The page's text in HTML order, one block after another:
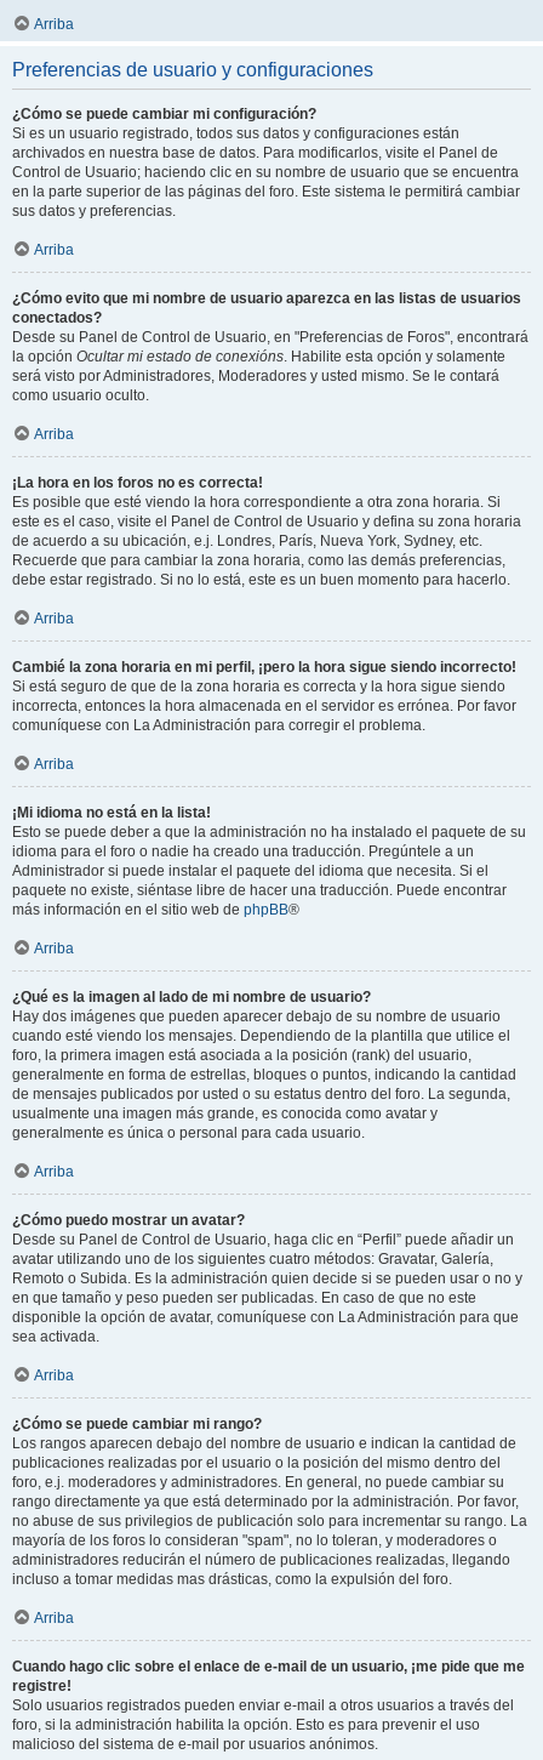
Arriba
Preferencias de usuario y configuraciones
¿Cómo se puede cambiar mi configuración?
Si es un usuario registrado, todos sus datos y configuraciones están
archivados en nuestra base de datos. Para modificarlos, visite el Panel de
Control de Usuario; haciendo clic en su nombre de usuario que se encuentra
en la parte superior de las páginas del foro. Este sistema le permitirá cambiar
sus datos y preferencias.
Arriba
¿Cómo evito que mi nombre de usuario aparezca en las listas de usuarios
conectados?
Desde su Panel de Control de Usuario, en "Preferencias de Foros", encontrará
la opción Ocultar mi estado de conexións. Habilite esta opción y solamente
será visto por Administradores, Moderadores y usted mismo. Se le contará
como usuario oculto.
Arriba
¡La hora en los foros no es correcta!
Es posible que esté viendo la hora correspondiente a otra zona horaria. Si
este es el caso, visite el Panel de Control de Usuario y defina su zona horaria
de acuerdo a su ubicación, e.j. Londres, París, Nueva York, Sydney, etc.
Recuerde que para cambiar la zona horaria, como las demás preferencias,
debe estar registrado. Si no lo está, este es un buen momento para hacerlo.
Arriba
Cambié la zona horaria en mi perfil, ¡pero la hora sigue siendo incorrecto!
Si está seguro de que de la zona horaria es correcta y la hora sigue siendo
incorrecta, entonces la hora almacenada en el servidor es errónea. Por favor
comuníquese con La Administración para corregir el problema.
Arriba
¡Mi idioma no está en la lista!
Esto se puede deber a que la administración no ha instalado el paquete de su
idioma para el foro o nadie ha creado una traducción. Pregúntele a un
Administrador si puede instalar el paquete del idioma que necesita. Si el
paquete no existe, siéntase libre de hacer una traducción. Puede encontrar
más información en el sitio web de phpBB®
Arriba
¿Qué es la imagen al lado de mi nombre de usuario?
Hay dos imágenes que pueden aparecer debajo de su nombre de usuario
cuando esté viendo los mensajes. Dependiendo de la plantilla que utilice el
foro, la primera imagen está asociada a la posición (rank) del usuario,
generalmente en forma de estrellas, bloques o puntos, indicando la cantidad
de mensajes publicados por usted o su estatus dentro del foro. La segunda,
usualmente una imagen más grande, es conocida como avatar y
generalmente es única o personal para cada usuario.
Arriba
¿Cómo puedo mostrar un avatar?
Desde su Panel de Control de Usuario, haga clic en “Perfil” puede añadir un
avatar utilizando uno de los siguientes cuatro métodos: Gravatar, Galería,
Remoto o Subida. Es la administración quien decide si se pueden usar o no y
en que tamaño y peso pueden ser publicadas. En caso de que no este
disponible la opción de avatar, comuníquese con La Administración para que
sea activada.
Arriba
¿Cómo se puede cambiar mi rango?
Los rangos aparecen debajo del nombre de usuario e indican la cantidad de
publicaciones realizadas por el usuario o la posición del mismo dentro del
foro, e.j. moderadores y administradores. En general, no puede cambiar su
rango directamente ya que está determinado por la administración. Por favor,
no abuse de sus privilegios de publicación solo para incrementar su rango. La
mayoría de los foros lo consideran "spam", no lo toleran, y moderadores o
administradores reducirán el número de publicaciones realizadas, llegando
incluso a tomar medidas mas drásticas, como la expulsión del foro.
Arriba
Cuando hago clic sobre el enlace de e-mail de un usuario, ¡me pide que me
registre!
Solo usuarios registrados pueden enviar e-mail a otros usuarios a través del
foro, si la administración habilita la opción. Esto es para prevenir el uso
malicioso del sistema de e-mail por usuarios anónimos.